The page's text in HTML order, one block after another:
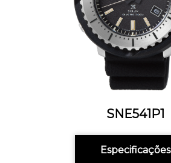
SNE541P1
Especificações